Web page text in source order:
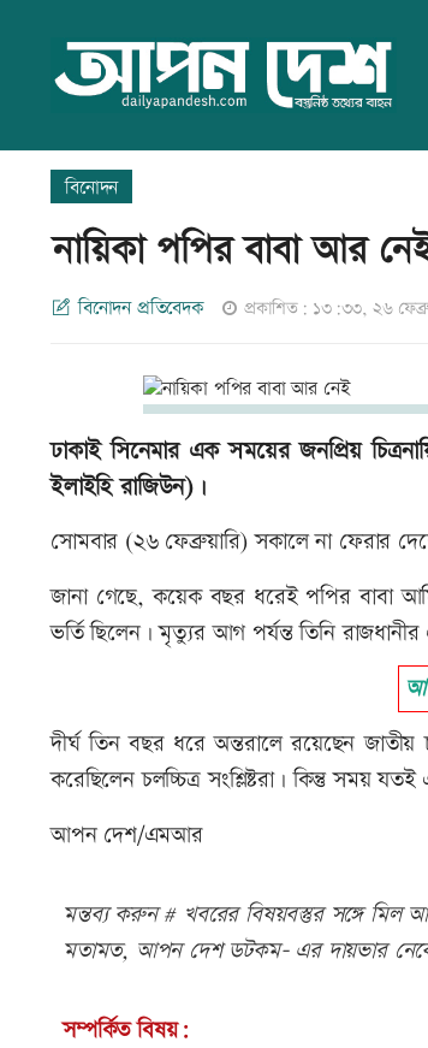
বিনোদন
নায়িকা পপির বাবা আর
বিনোদন প্রতিবেদক প্রকাশিত: ১৩:৩৩, ২৬
ঢাকাই সিনেমার এক সময়ের জনপ্রিয়
ইলাইহি রাজিউন)।
সোমবার (২৬ ফেব্রুয়ারি) সকালে না ফেরার
জানা গেছে, কয়েক বছর ধরেই পপির বাবা
ভর্তি ছিলেন। মৃত্যুর আগ পর্যন্ত তিনি
দীর্ঘ তিন বছর ধরে অন্তরালে রয়েছেন জাতীয়
করেছিলেন চলচ্চিত্র সংশ্লিষ্টরা। কিন্তু সময়
আপন দেশ/এমআর
মন্তব্য করুন # খবরের বিষয়বস্তুর সঙ্গে মিল
মতামত, আপন দেশ ডটকম- এর দায়ভার
সম্পর্কিত বিষয়: